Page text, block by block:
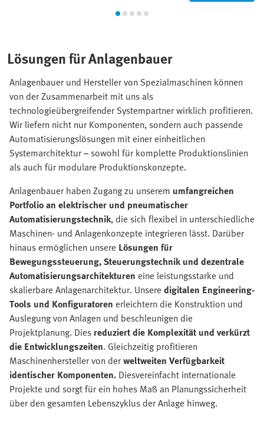
Lösungen für Anlagenbauer
Anlagenbauer und Hersteller von Spezialmaschinen können
von der Zusammenarbeit mit uns als
technologieübergreifender Systempartner wirklich profitieren.
Wir liefern nicht nur Komponenten, sondern auch passende
Automatisierungslösungen mit einer einheitlichen
Systemarchitektur – sowohl für komplette Produktionslinien
als auch für modulare Produktionskonzepte.
Anlagenbauer haben Zugang zu unserem umfangreichen
Portfolio an elektrischer und pneumatischer
Automatisierungstechnik, die sich flexibel in unterschiedliche
Maschinen- und Anlagenkonzepte integrieren lässt. Darüber
hinaus ermöglichen unsere Lösungen für
Bewegungssteuerung, Steuerungstechnik und dezentrale
Automatisierungsarchitekturen eine leistungsstarke und
skalierbare Anlagenarchitektur. Unseredigitalen Engineering-
Tools und Konfiguratoren erleichtern die Konstruktion und
Auslegung von Anlagen und beschleunigen die
Projektplanung. Dies reduziert die Komplexität und verkürzt
die Entwicklungszeiten. Gleichzeitig profitieren
Maschinenhersteller von derweltweiten Verfügbarkeit
identischer Komponenten. Diesvereinfacht internationale
Projekte und sorgt für ein hohes Maß an Planungssicherheit
über den gesamten Lebenszyklus der Anlage hinweg.